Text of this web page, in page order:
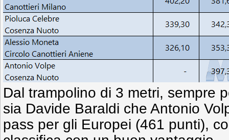
Dal trampolino di 3 metri, sempre
sia Davide Baraldi che Antonio
pass per gli Europei (461 punti),